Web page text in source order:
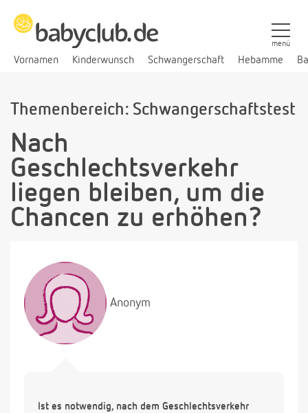
Vornamen Kinderwunsch Schwangerschaft Hebamme
menü
Themenbereich: Schwangerschaftstest
Nach
Geschlechtsverkehr
liegen bleiben, um die
Chancen zu erhöhen?
Anonym
Ist es notwendig, nach dem Geschlechtsverkehr